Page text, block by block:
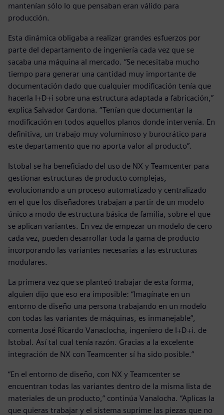
mantenían sólo lo que pensaban eran válido para
producción.
Esta dinámica obligaba a realizar grandes esfuerzos por
parte del departamento de ingeniería cada vez que se
sacaba una máquina al mercado. “Se necesitaba mucho
tiempo para generar una cantidad muy importante de
documentación dado que cualquier modificación tenía que
hacerla I+D+i sobre una estructura adaptada a fabricación,”
explica Salvador Cardona. “Tenían que documentar la
modificación en todos aquellos planos donde intervenía. En
definitiva, un trabajo muy voluminoso y burocrático para
este departamento que no aporta valor al producto”.
Istobal se ha beneficiado del uso de NX y Teamcenter para
gestionar estructuras de producto complejas,
evolucionando a un proceso automatizado y centralizado
en el que los diseñadores trabajan a partir de un modelo
único a modo de estructura básica de familia, sobre el que
se aplican variantes. En vez de empezar un modelo de cero
cada vez, pueden desarrollar toda la gama de producto
incorporando las variantes necesarias a las estructuras
modulares.
La primera vez que se planteó trabajar de esta forma,
alguien dijo que eso era imposible: “Imagínate en un
entorno de diseño una persona trabajando en un modelo
con todas las variantes de máquinas, es inmanejable”,
comenta José Ricardo Vanaclocha, ingeniero de I+D+i. de
Istobal. Así tal cual tenía razón. Gracias a la excelente
integración de NX con Teamcenter sí ha sido posible.”
“En el entorno de diseño, con NX y Teamcenter se
encuentran todas las variantes dentro de la misma lista de
materiales de un producto,” continúa Vanalocha. “Aplicas la
que quieras trabajar y el sistema suprime las piezas que no